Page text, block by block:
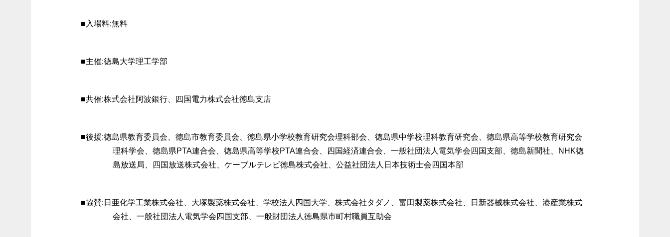
■入場料:無料
■主催:徳島大学理工学部
■共催:株式会社阿波銀行、四国電力株式会社徳島支店
■後援:徳島県教育委員会、徳島市教育委員会、徳島県小学校教育研究会理科部会、徳島県中学校理科教育研究会、徳島県高等学校教育研究会
理科学会、徳島県PTA連合会、徳島県高等学校PTA連合会、四国経済連合会、一般社団法人電気学会四国支部、徳島新聞社、NHK徳
島放送局、四国放送株式会社、ケーブルテレビ徳島株式会社、公益社団法人日本技術士会四国本部
■協賛:日亜化学工業株式会社、大塚製薬株式会社、学校法人四国大学、株式会社タダノ、富田製薬株式会社、日新器械株式会社、港産業株式
会社、一般社団法人電気学会四国支部、一般財団法人徳島県市町村職員互助会